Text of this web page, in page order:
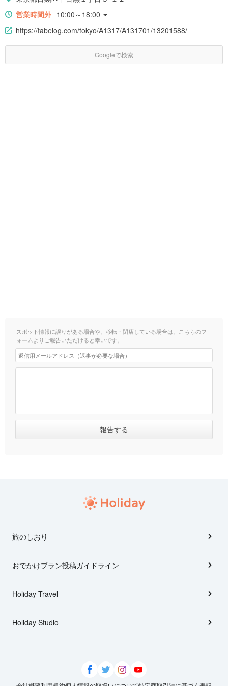
営業時間外 10:00～18:00
https://tabelog.com/tokyo/A1317/A131701/13201588/
Googleで検索
スポット情報に誤りがある場合や、移転・閉店している場合は、こちらのフ
ォームよりご報告いただけると幸いです。
旅のしおり
おでかけプラン投稿ガイドライン
Holiday Travel
Holiday Studio